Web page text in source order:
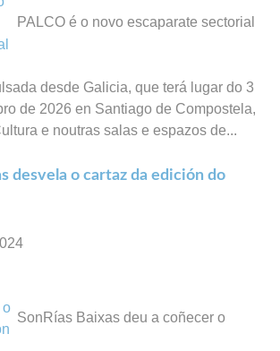
PALCO é o novo escaparate sectorial
desde Galicia, que terá lugar do 3
de 2026 en Santiago de Compostela,
e noutras salas e espazos de...
desvela o cartaz da edición do
SonRías Baixas deu a coñecer o